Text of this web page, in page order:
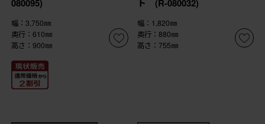
080095)
幅：3,750㎜
奥行：610㎜
高さ：900㎜
ト (R-080032)
幅：1,820㎜
奥行：880㎜
高さ：755㎜